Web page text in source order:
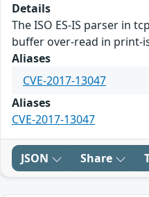
Details
The ISO ES-IS parser in
buffer over-read in print-
Aliases
CVE-2017-13047
Aliases
CVE-2017-13047
JSON Share